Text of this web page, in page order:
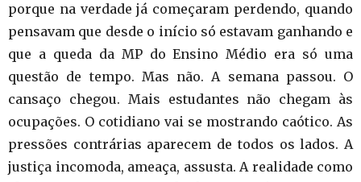
porque na verdade já começaram perdendo, quando
pensavam que desde o início só estavam ganhando e
que a queda da MP do Ensino Médio era só uma
questão de tempo. Mas não. A semana passou. O
cansaço chegou. Mais estudantes não chegam às
ocupações. O cotidiano vai se mostrando caótico. As
pressões contrárias aparecem de todos os lados. A
justiça incomoda, ameaça, assusta. A realidade como